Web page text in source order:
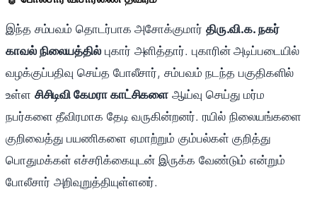
இந்த சம்பவம் தொடர்பாக அசோக்குமார் திரு.வி.க. நகர்
காவல் நிலையத்தில் புகார் அளித்தார். புகாரின் அடிப்படையில்
வழக்குப்பதிவு செய்த போலீசார், சம்பவம் நடந்த பகுதிகளில்
உள்ள சிசிடிவி கேமரா காட்சிகளை ஆய்வு செய்து மர்ம
நபர்களை தீவிரமாக தேடி வருகின்றனர். ரயில் நிலையங்களை
குறிவைத்து பயணிகளை ஏமாற்றும் கும்பல்கள் குறித்து
பொதுமக்கள் எச்சரிக்கையுடன் இருக்க வேண்டும் என்றும்
போலீசார் அறிவுறுத்தியுள்ளனர்.